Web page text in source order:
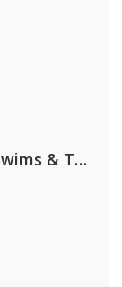
David Guetta, Teddy Swims & Tones And I